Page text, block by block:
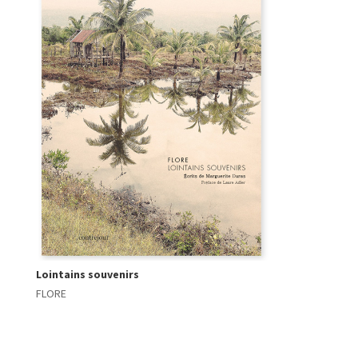
Lointains souvenirs
FLORE